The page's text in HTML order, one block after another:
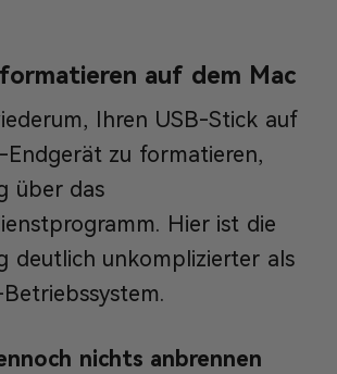
auf dem Mac
Ihren USB-Stick auf
Endgerät zu formatieren,
über das
Hier ist die
deutlich unkomplizierter als
nichts anbrennen